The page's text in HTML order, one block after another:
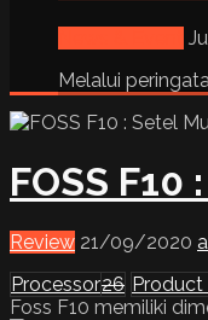
Melalui
FOSS
Review 21/09/2020
Processor26 Product
Foss F10 memiliki